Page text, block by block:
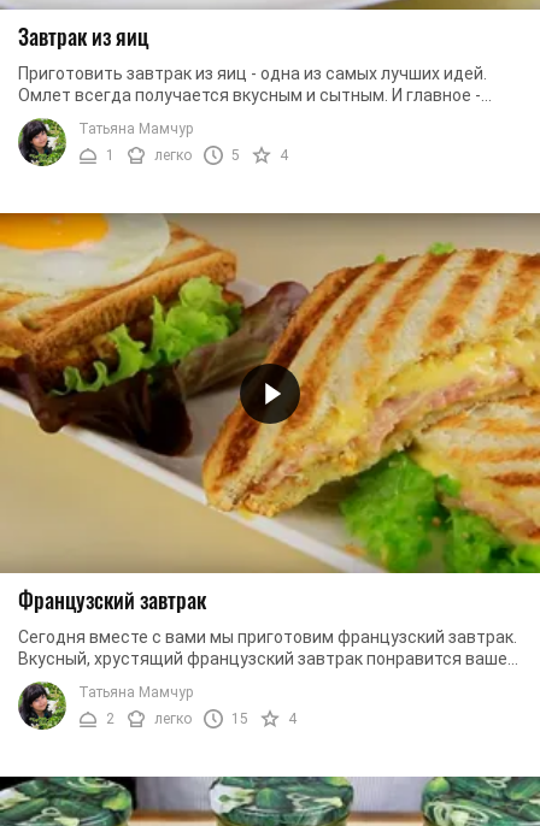
Завтрак из яиц
Приготовить завтрак из яиц - одна из самых лучших идей.
Омлет всегда получается вкусным и сытным. И главное -
такой завтрак готовится очень быстро, ...
Татьяна Мамчур
1
легко 5 4
Французский завтрак
Сегодня вместе с вами мы приготовим французский завтрак.
Вкусный, хрустящий французский завтрак понравится вашей
семье, и ваши родные наверняка ...
Татьяна Мамчур
2
легко 15 4